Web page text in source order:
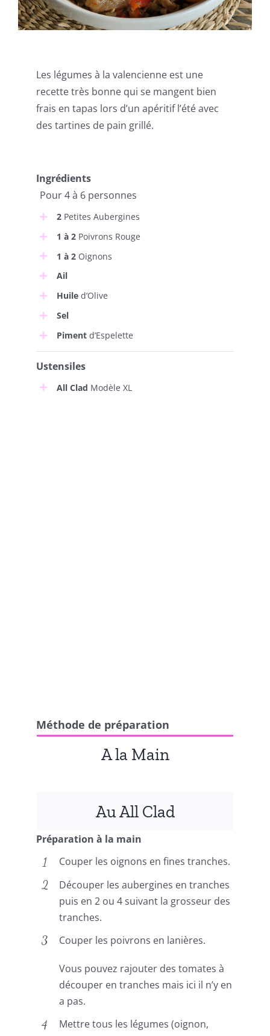
Les légumes à la valencienne est une
recette très bonne qui se mangent bien
frais en tapas lors d’un apéritif l’été avec
des tartines de pain grillé.
Ingrédients
Pour 4 à 6 personnes
2Petites Aubergines
1 à 2Poivrons Rouge
1 à 2Oignons
Ail
Huiled’Olive
Sel
Pimentd’Espelette
Ustensiles
All Clad Modèle XL
Méthode de préparation
A la Main
Au All Clad
Préparation à la main
Couper les oignons en fines tranches.
Découper les aubergines en tranches
puis en 2 ou 4 suivant la grosseur des
tranches.
Couper les poivrons en lanières.
Vous pouvez rajouter des tomates à
découper en tranches mais ici il n’y en
a pas.
Mettre tous les légumes (oignon,